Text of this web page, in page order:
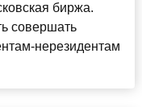
биржа.
совершать
нерезидентам